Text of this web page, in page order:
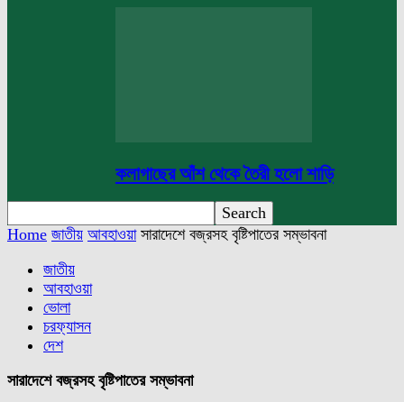
কলাগাছের আঁশ থেকে তৈরী হলো শাড়ি
Home জাতীয় আবহাওয়া সারাদেশে বজ্রসহ বৃষ্টিপাতের সম্ভাবনা
জাতীয়
আবহাওয়া
ভোলা
চরফ্যাসন
দেশ
সারাদেশে বজ্রসহ বৃষ্টিপাতের সম্ভাবনা